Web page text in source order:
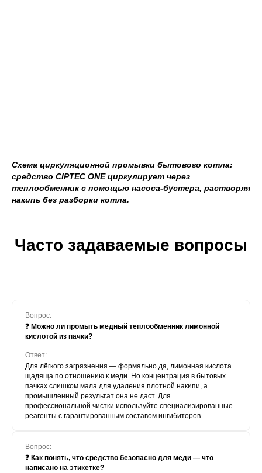
Схема циркуляционной промывки бытового котла:
средство CIPTEC ONE циркулирует через
теплообменник с помощью насоса-бустера, растворяя
накипь без разборки котла.
Часто задаваемые вопросы
Вопрос:
❓ Можно ли промыть медный теплообменник лимонной
кислотой из пачки?
Ответ:
Для лёгкого загрязнения — формально да, лимонная кислота
щадяща по отношению к меди. Но концентрация в бытовых
пачках слишком мала для удаления плотной накипи, а
промышленный результат она не даст. Для
профессиональной чистки используйте специализированные
реагенты с гарантированным составом ингибиторов.
Вопрос:
❓ Как понять, что средство безопасно для меди — что
написано на этикетке?